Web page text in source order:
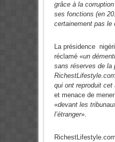
grâce à la
ses fonctions (en
certainement pas le
La présidence
réclamé «un
sans réserves de la
qui ont reproduit cet
et menace de
«devant les
l’étranger».